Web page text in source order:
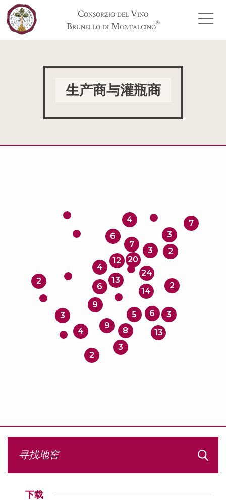
Consorzio del Vino
Brunello di Montalcino®
生产商与灌瓶商
3
3
13
24
4
6
4
9
8
14
7
13
6
2
20
3
9
12
5
4
7
2
2
3
6
3
2
下载